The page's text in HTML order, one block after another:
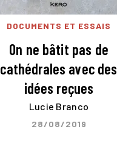
DOCUMENTS ET ESSAIS
On ne bâtit pas de
cathédrales avec des
idées reçues
Lucie Branco
28/08/2019